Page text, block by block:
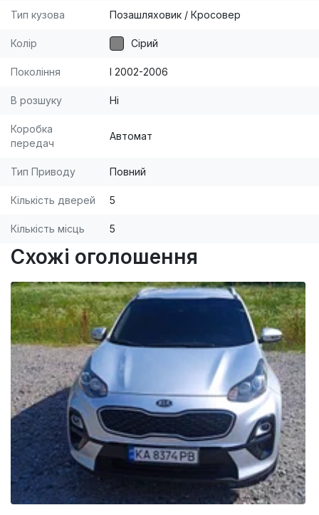
Тип кузова Позашляховик / Кросовер
Колір Сірий
Покоління I 2002-2006
В розшуку Ні
Коробка
передач
Автомат
Тип Приводу Повний
Кількість дверей 5
Кількість місць 5
Схожі оголошення